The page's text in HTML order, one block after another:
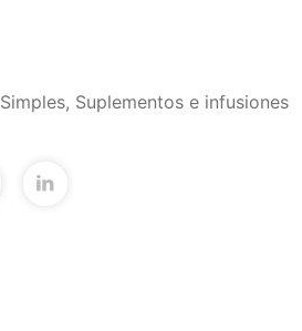
Simples, Suplementos e infusiones